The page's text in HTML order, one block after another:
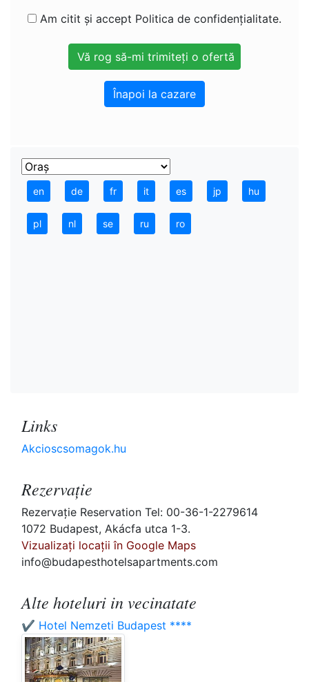
Am citit și accept Politica de confidențialitate.
Înapoi la cazare
en de fr it es jp hu
pl nl se ru ro
Links
Akcioscsomagok.hu
Rezervaţie
Rezervaţie Reservation Tel: 00-36-1-2279614
1072 Budapest, Akácfa utca 1-3.
Vizualizați locații în Google Maps
info@budapesthotelsapartments.com
Alte hoteluri in vecinatate
✔️ Hotel Nemzeti Budapest ****